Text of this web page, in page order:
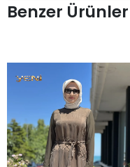
Benzer Ürünler